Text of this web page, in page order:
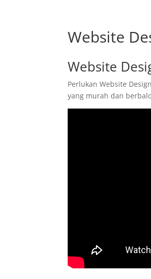
Website
Website
Perlukan Website
yang murah dan